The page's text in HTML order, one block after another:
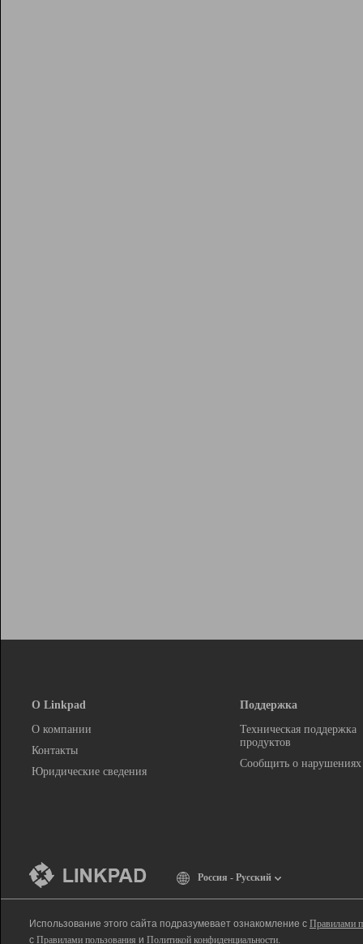
О Linkpad
О компании
Контакты
Юридические сведения
Поддержка
Техническая поддержка
продуктов
Сообщить о нарушениях
Россия - Русский
Использование этого сайта подразумевает ознакомление с Правилами
с Правилами пользования и Политикой конфиденциальности.